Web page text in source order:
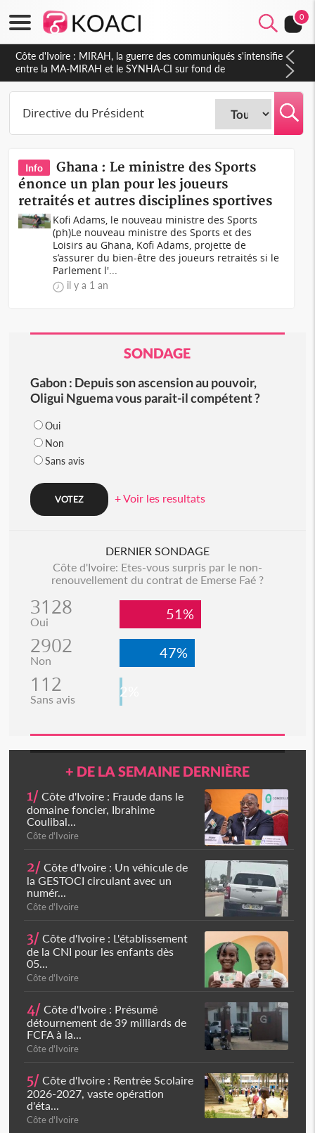
0
Côte d'Ivoire : MIRAH, la guerre des communiqués s'intensifie
entre la MA-MIRAH et le SYNHA-CI sur fond de
gouvernance et le projet de précompte sur les salaires des
agents
Info
Ghana : Le ministre des Sports
énonce un plan pour les joueurs
retraités et autres disciplines sportives
Kofi Adams, le nouveau ministre des Sports
(ph)Le nouveau ministre des Sports et des
Loisirs au Ghana, Kofi Adams, projette de
s’assurer du bien-être des joueurs retraités si le
Parlement l'...
il y a 1 an
SONDAGE
Gabon : Depuis son ascension au pouvoir,
Oligui Nguema vous parait-il compétent ?
Oui
Non
Sans avis
+ Voir les resultats
DERNIER SONDAGE
Côte d'Ivoire: Etes-vous surpris par le non-
renouvellement du contrat de Emerse Faé ?
3128
Oui 51%
2902
Non 47%
112
Sans avis 2%
+ DE LA SEMAINE DERNIÈRE
1/ Côte d'Ivoire : Fraude dans le
domaine foncier, Ibrahime
Coulibal...
Côte d'Ivoire
2/ Côte d'Ivoire : Un véhicule de
la GESTOCI circulant avec un
numér...
Côte d'Ivoire
3/ Côte d'Ivoire : L'établissement
de la CNI pour les enfants dès
05...
Côte d'Ivoire
4/ Côte d'Ivoire : Présumé
détournement de 39 milliards de
FCFA à la...
Côte d'Ivoire
5/ Côte d'Ivoire : Rentrée Scolaire
2026-2027, vaste opération
d'éta...
Côte d'Ivoire